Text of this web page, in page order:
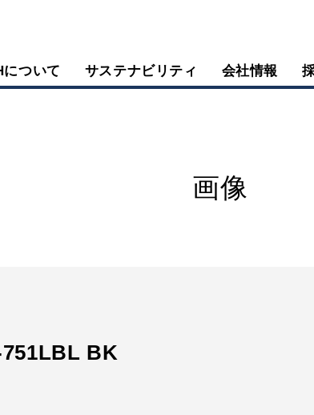
について サステナビリティ 会社情報
画像
BK